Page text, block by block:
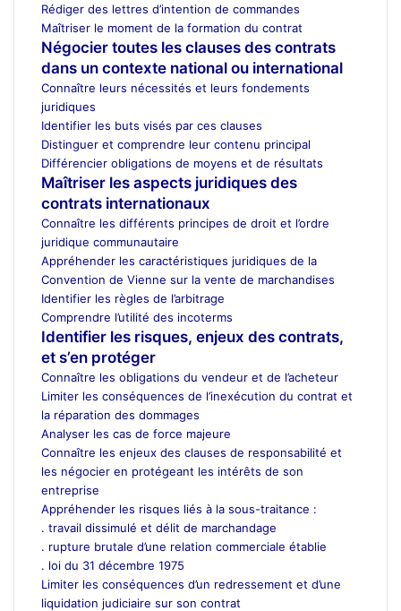
Rédiger des lettres d’intention de commandes
Maîtriser le moment de la formation du contrat
Négocier toutes les clauses des contrats
dans un contexte national ou international
Connaître leurs nécessités et leurs fondements
juridiques
Identifier les buts visés par ces clauses
Distinguer et comprendre leur contenu principal
Différencier obligations de moyens et de résultats
Maîtriser les aspects juridiques des
contrats internationaux
Connaître les différents principes de droit et l’ordre
juridique communautaire
Appréhender les caractéristiques juridiques de la
Convention de Vienne sur la vente de marchandises
Identifier les règles de l’arbitrage
Comprendre l’utilité des incoterms
Identifier les risques, enjeux des contrats,
et s’en protéger
Connaître les obligations du vendeur et de l’acheteur
Limiter les conséquences de l’inexécution du contrat et
la réparation des dommages
Analyser les cas de force majeure
Connaître les enjeux des clauses de responsabilité et
les négocier en protégeant les intérêts de son
entreprise
Appréhender les risques liés à la sous-traitance :
. travail dissimulé et délit de marchandage
. rupture brutale d’une relation commerciale établie
. loi du 31 décembre 1975
Limiter les conséquences d’un redressement et d’une
liquidation judiciaire sur son contrat